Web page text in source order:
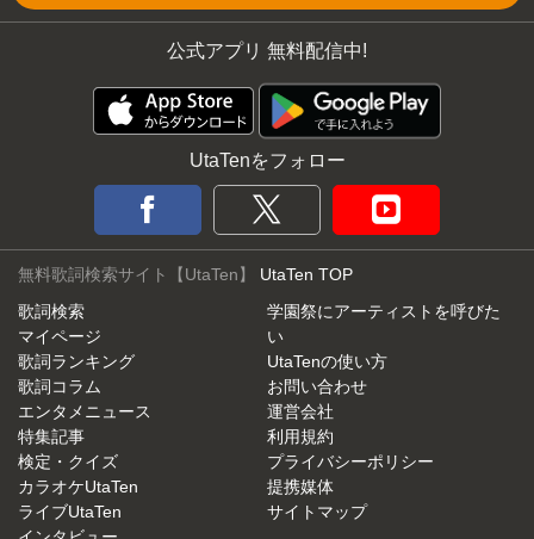
公式アプリ 無料配信中!
UtaTenをフォロー
無料歌詞検索サイト【UtaTen】 UtaTen TOP
歌詞検索
マイページ
歌詞ランキング
歌詞コラム
エンタメニュース
特集記事
検定・クイズ
カラオケUtaTen
ライブUtaTen
学園祭にアーティストを呼びた
い
UtaTenの使い方
お問い合わせ
運営会社
利用規約
プライバシーポリシー
提携媒体
サイトマップ